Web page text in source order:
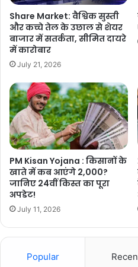
Share Market: वैश्विक सुस्ती
और कच्चे तेल के उछाल से शेयर
बाजार में सतर्कता, सीमित दायरे
में कारोबार
July 21, 2026
PM Kisan Yojana : किसानों के
खाते में कब आएंगे 2,000?
जानिए 24वीं किस्त का पूरा
अपडेट!
July 11, 2026
Popular